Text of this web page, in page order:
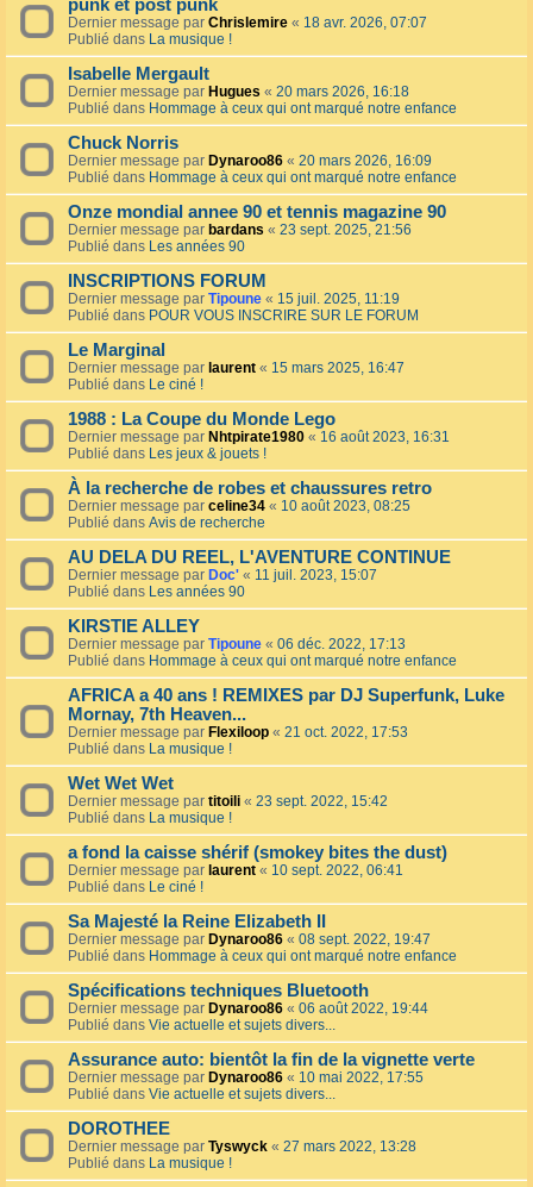
punk et post punk
Dernier message par Chrislemire « 18 avr. 2026, 07:07
Publié dans La musique !
Isabelle Mergault
Dernier message par Hugues « 20 mars 2026, 16:18
Publié dans Hommage à ceux qui ont marqué notre enfance
Chuck Norris
Dernier message par Dynaroo86 « 20 mars 2026, 16:09
Publié dans Hommage à ceux qui ont marqué notre enfance
Onze mondial annee 90 et tennis magazine 90
Dernier message par bardans « 23 sept. 2025, 21:56
Publié dans Les années 90
INSCRIPTIONS FORUM
Dernier message par Tipoune « 15 juil. 2025, 11:19
Publié dans POUR VOUS INSCRIRE SUR LE FORUM
Le Marginal
Dernier message par laurent « 15 mars 2025, 16:47
Publié dans Le ciné !
1988 : La Coupe du Monde Lego
Dernier message par Nhtpirate1980 « 16 août 2023, 16:31
Publié dans Les jeux & jouets !
À la recherche de robes et chaussures retro
Dernier message par celine34 « 10 août 2023, 08:25
Publié dans Avis de recherche
AU DELA DU REEL, L'AVENTURE CONTINUE
Dernier message par Doc' « 11 juil. 2023, 15:07
Publié dans Les années 90
KIRSTIE ALLEY
Dernier message par Tipoune « 06 déc. 2022, 17:13
Publié dans Hommage à ceux qui ont marqué notre enfance
AFRICA a 40 ans ! REMIXES par DJ Superfunk, Luke
Mornay, 7th Heaven...
Dernier message par Flexiloop « 21 oct. 2022, 17:53
Publié dans La musique !
Wet Wet Wet
Dernier message par titoili « 23 sept. 2022, 15:42
Publié dans La musique !
a fond la caisse shérif (smokey bites the dust)
Dernier message par laurent « 10 sept. 2022, 06:41
Publié dans Le ciné !
Sa Majesté la Reine Elizabeth II
Dernier message par Dynaroo86 « 08 sept. 2022, 19:47
Publié dans Hommage à ceux qui ont marqué notre enfance
Spécifications techniques Bluetooth
Dernier message par Dynaroo86 « 06 août 2022, 19:44
Publié dans Vie actuelle et sujets divers...
Assurance auto: bientôt la fin de la vignette verte
Dernier message par Dynaroo86 « 10 mai 2022, 17:55
Publié dans Vie actuelle et sujets divers...
DOROTHEE
Dernier message par Tyswyck « 27 mars 2022, 13:28
Publié dans La musique !